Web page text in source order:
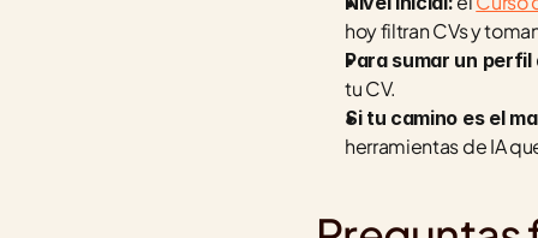
hoy filtran CVs y
Para sumar un perfil
tu CV.
Si tu camino es el
herramientas de IA